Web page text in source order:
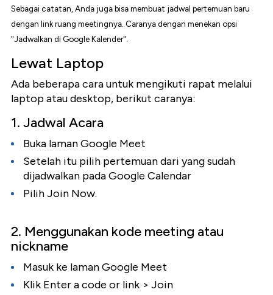
Sebagai catatan, Anda juga bisa membuat jadwal pertemuan baru
dengan link ruang meetingnya. Caranya dengan menekan opsi
"Jadwalkan di Google Kalender".
Lewat Laptop
Ada beberapa cara untuk mengikuti rapat melalui
laptop atau desktop, berikut caranya:
1. Jadwal Acara
Buka laman Google Meet
Setelah itu pilih pertemuan dari yang sudah
dijadwalkan pada Google Calendar
Pilih Join Now.
2. Menggunakan kode meeting atau
nickname
Masuk ke laman Google Meet
Klik Enter a code or link > Join